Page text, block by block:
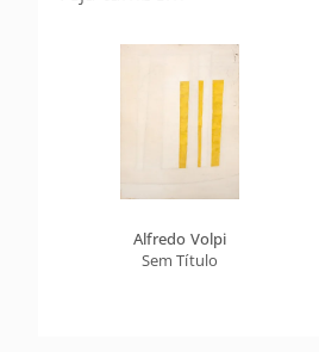
Alfredo Volpi
Sem Título